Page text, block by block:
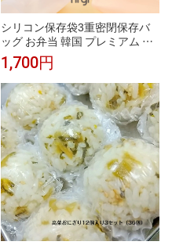
シリコン保存袋3重密閉保存バ
ッグ お弁当 韓国 プレミアム 医
療用のプラチナシリコン製バッ
グ フリーザーバッグ ジップ付き
冷凍 オーブン 食洗機可 お弁当
おかず 電子レンジ調理
1,700円